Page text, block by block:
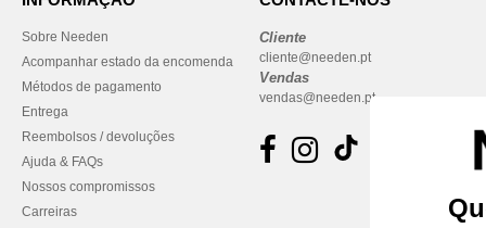
Sobre Needen
Acompanhar estado da encomenda
Métodos de pagamento
Entrega
Reembolsos / devoluções
Ajuda & FAQs
Nossos compromissos
Carreiras
Cliente
cliente@needen.pt
Vendas
vendas@needen.pt